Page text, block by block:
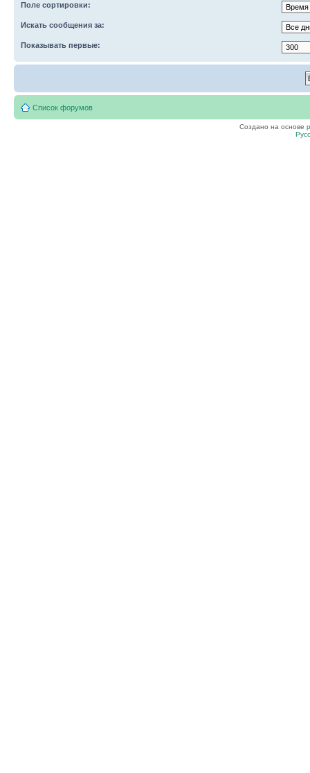
Поле сортировки:
Искать сообщения за:
Показывать первые:
Список форумов
Создано на основе